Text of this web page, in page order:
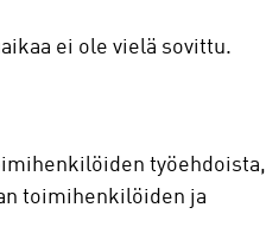
ei ole vielä sovittu.
työehdoista,
toimihenkilöiden ja